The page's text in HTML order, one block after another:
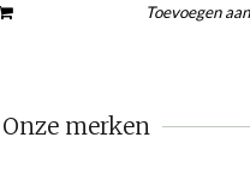
Toevoegen
Onze merken